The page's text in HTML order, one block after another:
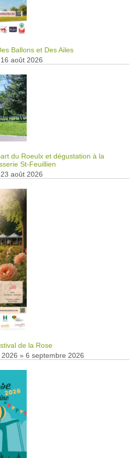
Ballons et Des Ailes
16 août 2026
du Roeulx et dégustation à la
St-Feuillien
23 août 2026
de la Rose
» 6 septembre 2026